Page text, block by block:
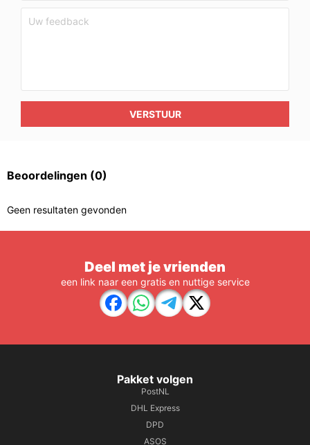
VERSTUUR
Beoordelingen (0)
Geen resultaten gevonden
Deel met je vrienden
een link naar een gratis en nuttige service
Pakket volgen
PostNL
DHL Express
DPD
ASOS